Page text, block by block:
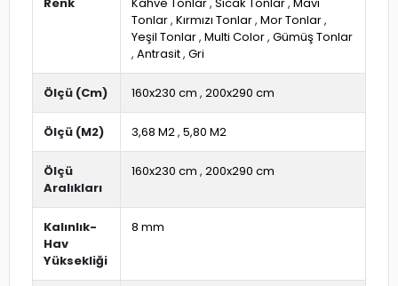
Tonlar, Kırmızı Tonlar, Mor Tonlar,
Yeşil Tonlar, Multi Color, Gümüş Tonlar
, Antrasit, Gri
Ölçü (Cm) 160x230 cm , 200x290 cm
Ölçü (M2) 3,68 M2, 5,80 M2
Ölçü
Aralıkları
160x230 cm , 200x290 cm
Kalınlık-
Hav
Yüksekliği
8 mm